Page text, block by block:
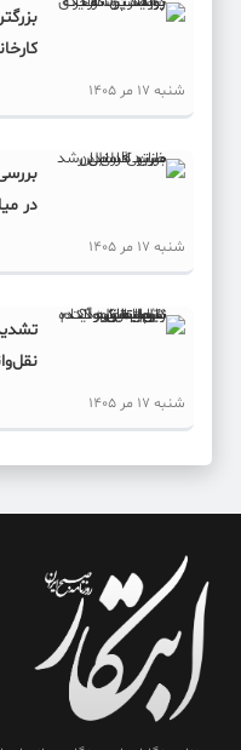
شنبه 17 مر 1405
در
شنبه 17 مر 1405
شنبه 17 مر 1405